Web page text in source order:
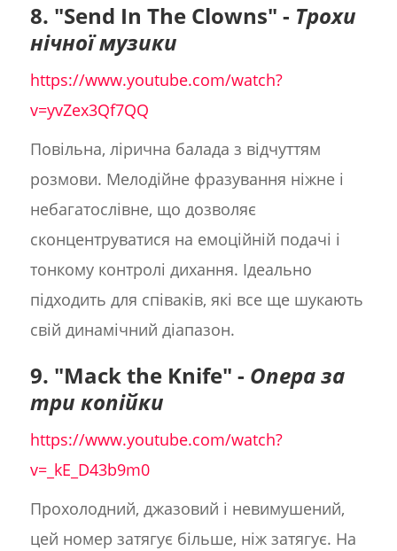
8. "Send In The Clowns" - Трохи
нічної музики
https://www.youtube.com/watch?
v=yvZex3Qf7QQ
Повільна, лірична балада з відчуттям
розмови. Мелодійне фразування ніжне і
небагатослівне, що дозволяє
сконцентруватися на емоційній подачі і
тонкому контролі дихання. Ідеально
підходить для співаків, які все ще шукають
свій динамічний діапазон.
9. "Mack the Knife" - Опера за
три копійки
https://www.youtube.com/watch?
v=_kE_D43b9m0
Прохолодний, джазовий і невимушений,
цей номер затягує більше, ніж затягує. На